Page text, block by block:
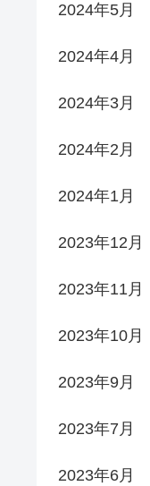
2024年5月
2024年4月
2024年3月
2024年2月
2024年1月
2023年12月
2023年11月
2023年10月
2023年9月
2023年7月
2023年6月